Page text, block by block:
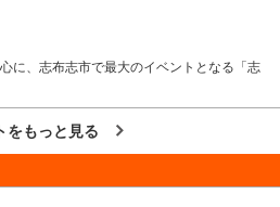
に、志布志市で最大のイベントとなる「志
をもっと見る